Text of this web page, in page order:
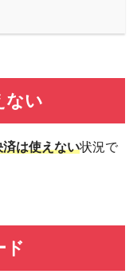
ない
は使えない状況で
ド